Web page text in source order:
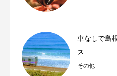
車なしで島
ス
その他